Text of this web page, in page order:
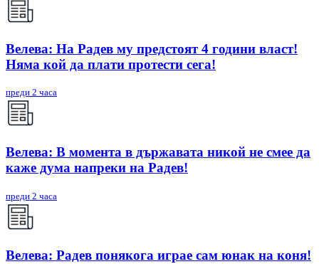
Велева: На Радев му предстоят 4 години власт!
Няма кой да плати протести сега!
преди 2 часа
Велева: В момента в държавата никой не смее да
каже дума напреки на Радев!
преди 2 часа
Велева: Радев понякога играе сам юнак на коня!